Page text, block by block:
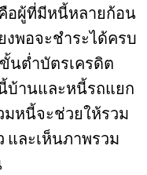
อผู้ที่มีหนี้หลายก้อน
งพอจะชำระได้ครบ
นต่ำบัตรเครดิต
บ้านและหนี้รถแยก
มหนี้จะช่วยให้รวม
และเห็นภาพรวม